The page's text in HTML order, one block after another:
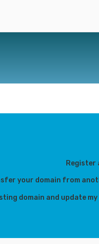
Register
your domain from
domain and update